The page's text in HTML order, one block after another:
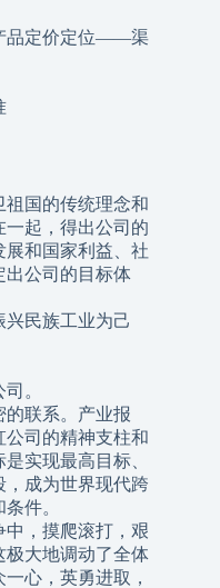
品定价定位——渠
国的传统理念和
一起，得出公司的
和国家利益、社
出公司的目标体
民族工业为己
。
的联系。产业报
公司的精神支柱和
实现最高目标、
，成为世界现代跨
件。
，摸爬滚打，艰
极大地调动了全体
心，英勇进取，